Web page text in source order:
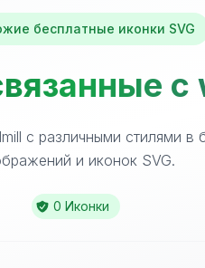
бесплатные иконки SVG
с
с различными стилями в
и иконок SVG.
0 Иконки